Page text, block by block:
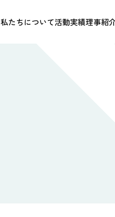
私たちについて活動実績理事紹